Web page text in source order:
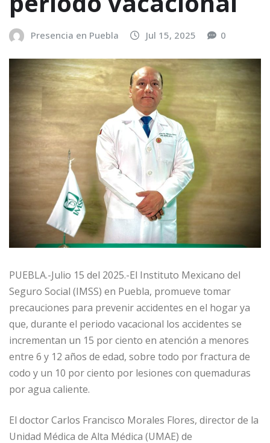
Presencia en Puebla Jul 15, 2025 0
PUEBLA.-Julio 15 del 2025.-El Instituto Mexicano del
Seguro Social (IMSS) en Puebla, promueve tomar
precauciones para prevenir accidentes en el hogar ya
que, durante el periodo vacacional los accidentes se
incrementan un 15 por ciento en atención a menores
entre 6 y 12 años de edad, sobre todo por fractura de
codo y un 10 por ciento por lesiones con quemaduras
por agua caliente.
El doctor Carlos Francisco Morales Flores, director de la
Unidad Médica de Alta Médica (UMAE) de